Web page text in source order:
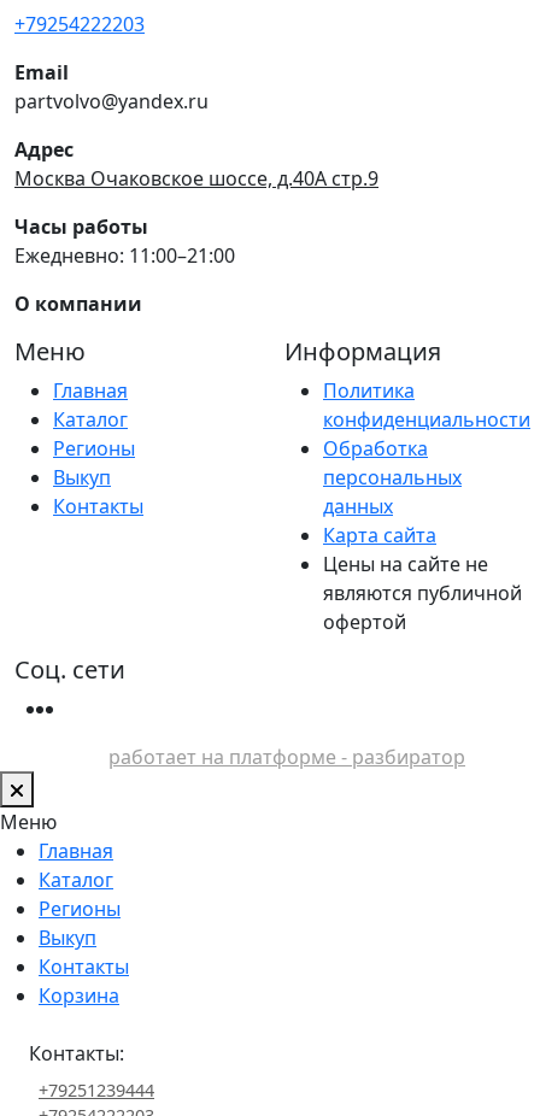
+79254222203
Email
partvolvo@yandex.ru
Адрес
Москва Очаковское шоссе, д.40А стр.9
Часы работы
Ежедневно: 11:00–21:00
О компании
Меню
Главная
Каталог
Регионы
Выкуп
Контакты
Информация
Политика
конфиденциальности
Обработка
персональных
данных
Карта сайта
Цены на сайте не
являются публичной
офертой
Соц. сети
работает на платформе - разбиратор
Меню
Главная
Каталог
Регионы
Выкуп
Контакты
Корзина
Контакты:
+79251239444